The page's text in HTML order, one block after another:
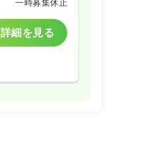
一時募集休止
詳細を見る